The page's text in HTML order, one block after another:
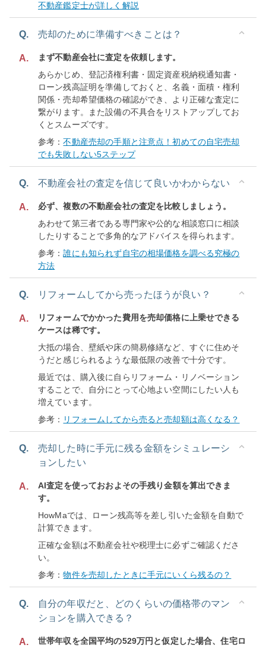
不動産鑑定士が詳しく解説
Q. 売却のために準備すべきことは？
A.
まず不動産会社に査定を依頼します。
あらかじめ、登記済権利書・固定資産税納税通知書・
ローン残高証明を準備しておくと、名義・面積・権利
関係・売却希望価格の確認ができ、より正確な査定に
繋がります。また設備の不具合をリストアップしてお
くとスムーズです。
参考：不動産売却の手順と注意点！初めての自宅売却
でも失敗しない5ステップ
Q. 不動産会社の査定を信じて良いかわからない
A.
必ず、複数の不動産会社の査定を比較しましょう。
あわせて第三者である専門家や公的な相談窓口に相談
したりすることで多角的なアドバイスを得られます。
参考：誰にも知られず自宅の相場価格を調べる究極の
方法
Q. リフォームしてから売ったほうが良い？
A.
リフォームでかかった費用を売却価格に上乗せできる
ケースは稀です。
大抵の場合、壁紙や床の簡易修繕など、すぐに住めそ
うだと感じられるような最低限の改善で十分です。
最近では、購入後に自らリフォーム・リノベーション
することで、自分にとって心地よい空間にしたい人も
増えています。
参考： リフォームしてから売ると売却額は高くなる？
Q.
売却した時に手元に残る金額をシミュレーシ
ョンしたい
A.
AI査定を使っておおよその手残り金額を算出できま
す。
HowMaでは、ローン残高等を差し引いた金額を自動で
計算できます。
正確な金額は不動産会社や税理士に必ずご確認くださ
い。
参考：物件を売却したときに手元にいくら残るの？
Q.
自分の年収だと、どのくらいの価格帯のマン
ションを購入できる？
A. 世帯年収を全国平均の529万円と仮定した場合、住宅ロ